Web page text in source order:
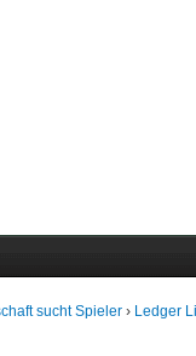
sucht Spieler › Ledger